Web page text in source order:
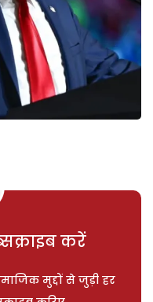
करें
मुद्दों से जुड़ी हर